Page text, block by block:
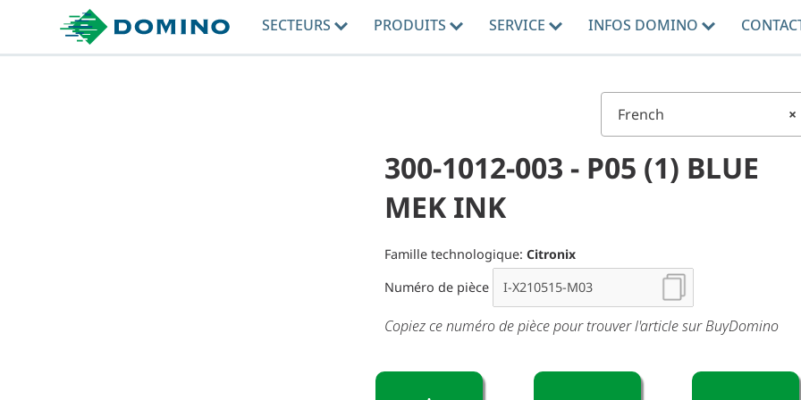
SECTEURS PRODUITS SERVICE INFOS DOMINO
×
French
300-1012-003 - P05 (1) BLUE
MEK INK
Famille technologique: Citronix
Numéro de pièce
Copiez ce numéro de pièce pour trouver l'article sur BuyDomino